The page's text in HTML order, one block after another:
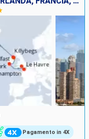
Pagamento in 4X